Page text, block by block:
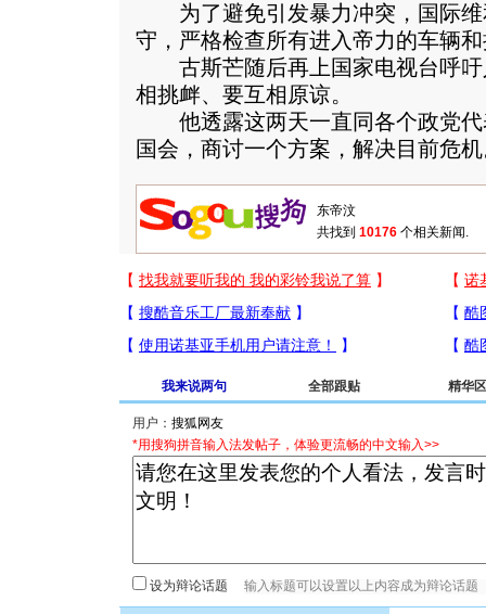
为了避免引发暴力冲突，国际维
守，严格检查所有进入帝力的车辆
古斯芒随后再上国家电视台呼吁
相挑衅、要互相原谅。
他透露这两天一直同各个政党代
国会，商讨一个方案，解决目前危
共找到 10176 个相关新闻.
我来说两句 全部跟贴 精华区
用户：
*用搜狗拼音输入法发帖子，体验更流畅的中文输入>>
设为辩论话题